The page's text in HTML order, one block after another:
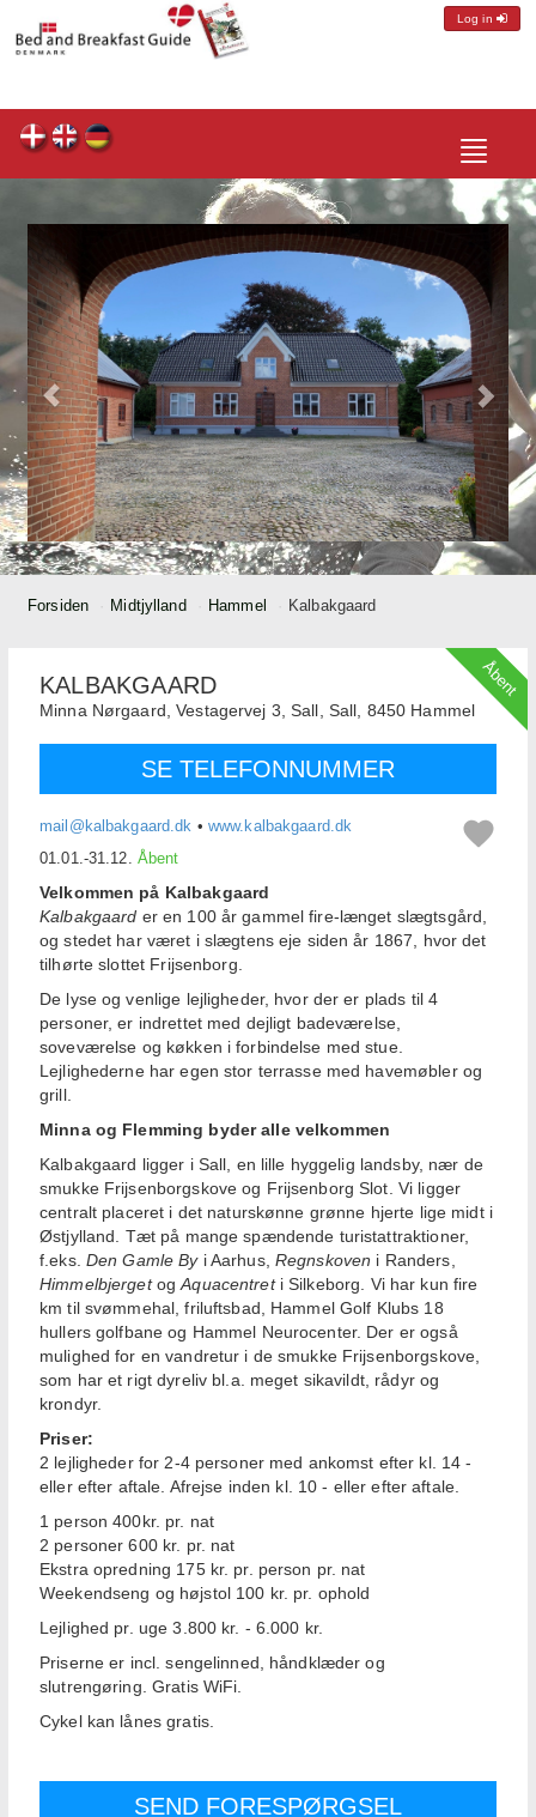
Log in
Toggle
Forsiden Midtjylland Hammel Kalbakgaard
Åbent
KALBAKGAARD
Minna Nørgaard,Vestagervej 3, Sall, Sall, 8450 Hammel
SE TELEFONNUMMER
mail@kalbakgaard.dk • www.kalbakgaard.dk
01.01.-31.12. Åbent
Velkommen på Kalbakgaard
Kalbakgaard er en 100 år gammel fire-længet slægtsgård,
og stedet har været i slægtens eje siden år 1867, hvor det
tilhørte slottet Frijsenborg.
De lyse og venlige lejligheder, hvor der er plads til 4
personer, er indrettet med dejligt badeværelse,
soveværelse og køkken i forbindelse med stue.
Lejlighederne har egen stor terrasse med havemøbler og
grill.
Minna og Flemming byder alle velkommen
Kalbakgaard ligger i Sall, en lille hyggelig landsby, nær de
smukke Frijsenborgskove og Frijsenborg Slot. Vi ligger
centralt placeret i det naturskønne grønne hjerte lige midt i
Østjylland. Tæt på mange spændende turistattraktioner,
f.eks. Den Gamle Byi Aarhus, Regnskoven i Randers,
HimmelbjergetogAquacentreti Silkeborg. Vi har kun fire
km til svømmehal, friluftsbad, Hammel Golf Klubs 18
hullers golfbane og Hammel Neurocenter. Der er også
mulighed for en vandretur i de smukke Frijsenborgskove,
som har et rigt dyreliv bl.a. meget sikavildt, rådyr og
krondyr.
Priser:
2 lejligheder for 2-4 personer med ankomst efter kl. 14 -
eller efter aftale. Afrejse inden kl. 10 - eller efter aftale.
1 person 400kr. pr. nat
2 personer 600 kr. pr. nat
Ekstra opredning 175 kr. pr. person pr. nat
Weekendseng og højstol 100 kr. pr. ophold
Lejlighed pr. uge 3.800 kr. - 6.000 kr.
Priserne er incl. sengelinned, håndklæder og
slutrengøring. Gratis WiFi.
Cykel kan lånes gratis.